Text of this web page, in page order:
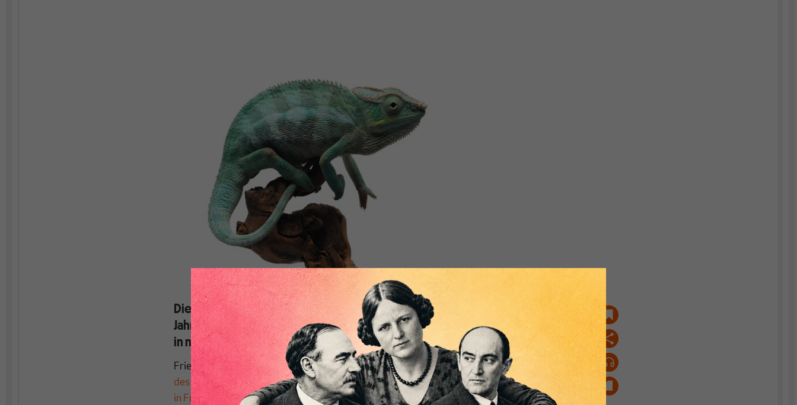
istock.com/PetlinDmitry
Die offiziellen Zahlen zum BIP im vierten Quartal des vergangenen
Jahres geben weiter Rätsel auf. Die Bundesregierung verwickelt sich
in neue Widersprüche und bestätigt indirekt unsere Kritik.
Friederike Spiecker und ich hattenim Februar dieses Jahres die offiziellen Zahlen
des Statistischen Bundesamtes zur Berechnung des BIP im vierten Quartal 2018
in Frage gestellt. Das hatte die Fraktion von Die Linke im Bundestag aufgegriffen